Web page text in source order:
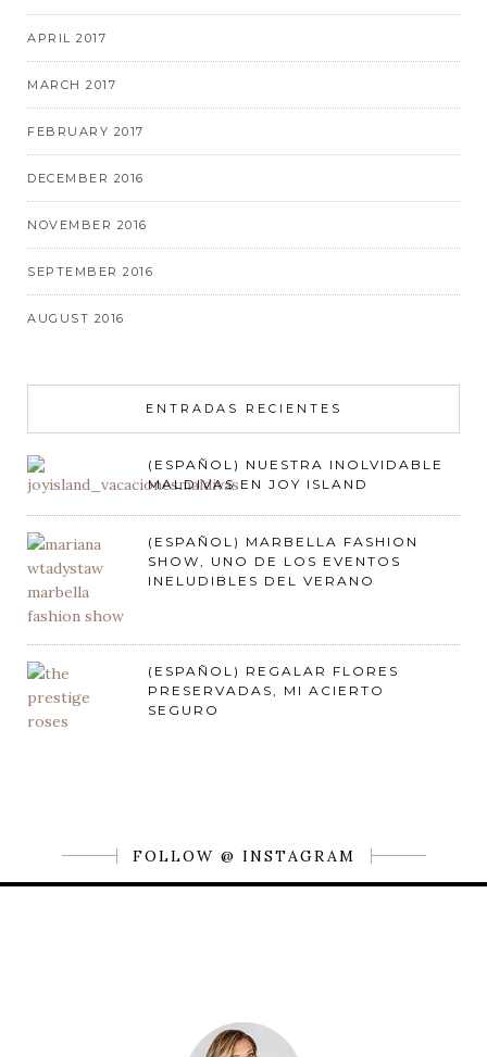
APRIL 2017
MARCH 2017
FEBRUARY 2017
DECEMBER 2016
NOVEMBER 2016
SEPTEMBER 2016
AUGUST 2016
ENTRADAS RECIENTES
(ESPAÑOL) NUESTRA INOLVIDABLE
MALDIVAS EN JOY ISLAND
(ESPAÑOL) MARBELLA FASHION
SHOW, UNO DE LOS EVENTOS
INELUDIBLES DEL VERANO
(ESPAÑOL) REGALAR FLORES
PRESERVADAS, MI ACIERTO
SEGURO
FOLLOW @ INSTAGRAM